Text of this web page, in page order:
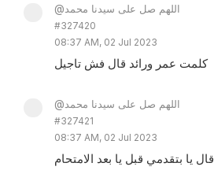
@اللهم صل على سيدنا محمد
#327420
08:37 AM, 02 Jul 2023
كلمت عمر ورائد قال فش تاجيل
@اللهم صل على سيدنا محمد
#327421
08:37 AM, 02 Jul 2023
قال يا بتقدمي قبل يا بعد الامتحام